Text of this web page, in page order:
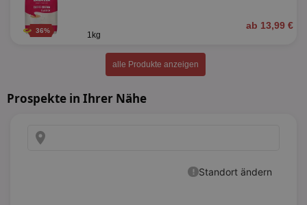
36% ab 13,99 €
1kg
alle Produkte anzeigen
Prospekte in Ihrer Nähe